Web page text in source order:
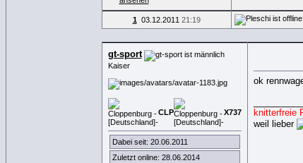
1 03.12.2011 21:19
gt-sport
Kaiser
CLP X737
Dabei seit: 20.06.2011
Zuletzt online: 28.06.2014
ok
knitterfreie
weil lieber